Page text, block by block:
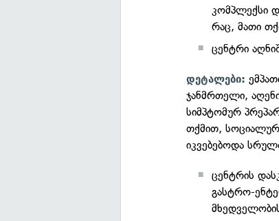
კომპლექსი
რაც, მათი
ცენტრი
დეტალები:
ჯანმრთელი,
სიმპტომურ
თქმით,
იკვებებოდა
ცენტრის
გასტრო-